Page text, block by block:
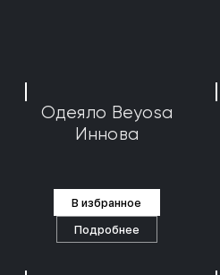
Одеяло Beyosa
Иннова
В избранное
Подробнее